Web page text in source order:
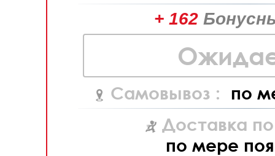
+ 162
Самовывоз : по
Доставка
по мере